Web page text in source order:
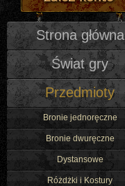
Strona główna
Świat gry
Przedmioty
Bronie jednoręczne
Bronie dwuręczne
Dystansowe
Różdżki i Kostury